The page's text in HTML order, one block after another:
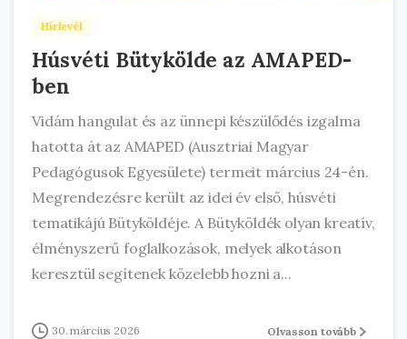
Hírlevél
Húsvéti Bütykölde az AMAPED-
ben
Vidám hangulat és az ünnepi készülődés izgalma
hatotta át az AMAPED (Ausztriai Magyar
Pedagógusok Egyesülete) termeit március 24-én.
Megrendezésre került az idei év első, húsvéti
tematikájú Bütyköldéje. A Bütyköldék olyan kreatív,
élményszerű foglalkozások, melyek alkotáson
keresztül segítenek közelebb hozni a...
30. március 2026 Olvasson tovább